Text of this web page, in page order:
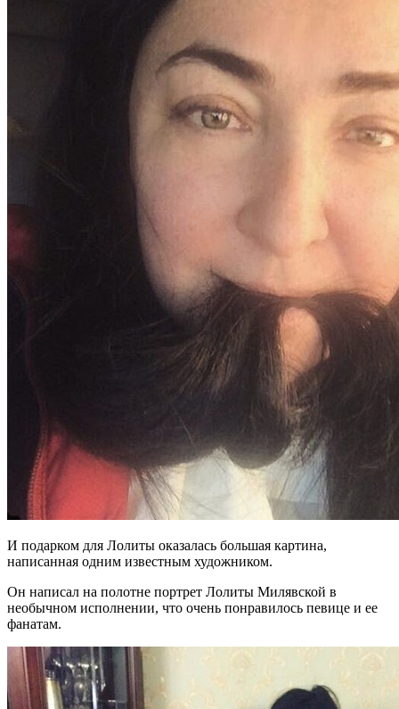
И подарком для Лолиты оказалась большая картина,
написанная одним известным художником.
Он написал на полотне портрет Лолиты Милявской в
необычном исполнении, что очень понравилось певице и ее
фанатам.